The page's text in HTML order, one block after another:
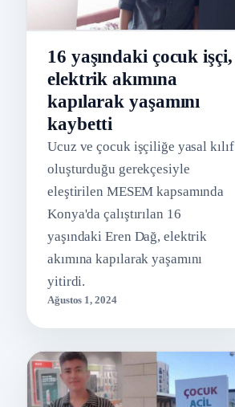
16 yaşındaki çocuk işçi,
elektrik akımına
kapılarak yaşamını
kaybetti
Ucuz ve çocuk işçiliğe yasal kılıf
oluşturduğu gerekçesiyle
eleştirilen MESEM kapsamında
Konya'da çalıştırılan 16
yaşındaki Eren Dağ, elektrik
akımına kapılarak yaşamını
yitirdi.
Ağustos 1, 2024